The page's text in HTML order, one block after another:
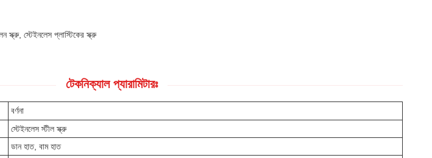
স্ক্রু, স্টেইনলেস প্লাস্টিকের স্ক্রু
টেকনিক্যাল প্যারামিটারঃ
বর্ণনা
স্টেইনলেস স্টীল স্ক্রু
ডান হাত, বাম হাত